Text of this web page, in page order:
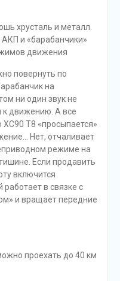
хрусталь и металл.
и «барабанчики»
движения
повернуть по
на
ни один звук не
к движению. А все
T8 «просыпается»
Нет, отчаливает
режиме на
Если продавить
включится
в связке с
и вращает передние
проехать до 40 км